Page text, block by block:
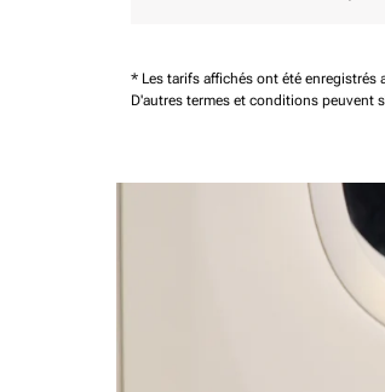
* Les tarifs affichés ont été enregistrés
D'autres termes et conditions peuvent